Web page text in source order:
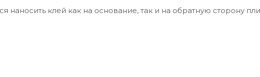
наносить клей как на основание, так и на обратную сторону